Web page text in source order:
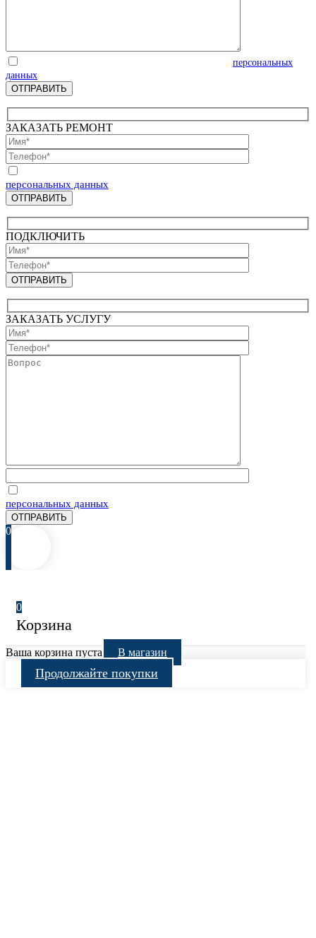
персональных
данных
ЗАКАЗАТЬ РЕМОНТ
персональных данных
ПОДКЛЮЧИТЬ
ЗАКАЗАТЬ УСЛУГУ
персональных данных
0
0
Корзина
Ваша корзина пуста В магазин
Продолжайте покупки